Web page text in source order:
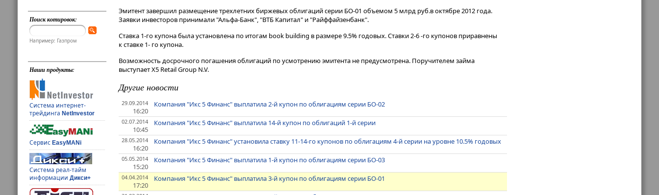
Поиск котировок:
Например: Газпром
Наши продукты:
Система интернет-
трейдингаNetInvestor
СервисEasyMANi
Система реал-тайм
информацииДикси+
Эмитент завершил размещение трехлетних биржевых облигаций серии БО-01 объемом 5 млрд руб.в октябре 2012 года.
Заявки инвесторов принимали "Альфа-Банк", "ВТБ Капитал" и "Райффайзенбанк".
Ставка 1-го купона была установлена по итогам book building в размере 9.5% годовых. Ставки 2-6 -го купонов приравнены
к ставке 1- го купона.
Возможность досрочного погашения облигаций по усмотрению эмитента не предусмотрена. Поручителем займа
выступает X5 Retail Group N.V.
Другие новости
29.09.2014
16:20
Компания "Икс 5 Финанс" выплатила 2-й купон по облигациям серии БО-02
02.07.2014
10:45
Компания "Икс 5 Финанс" выплатила 14-й купон по облигаций 1-й серии
28.05.2014
16:20
Компания "Икс 5 Финанс" установила ставку 11-14-го купонов по облигациям 4-й серии на уровне 10.5% годовых
05.05.2014
15:20
Компания "Икс 5 Финанс" выплатила 1-й купон по облигациям серии БО-03
04.04.2014
17:20
Компания "Икс 5 Финанс" выплатила 3-й купон по облигациям серии БО-01